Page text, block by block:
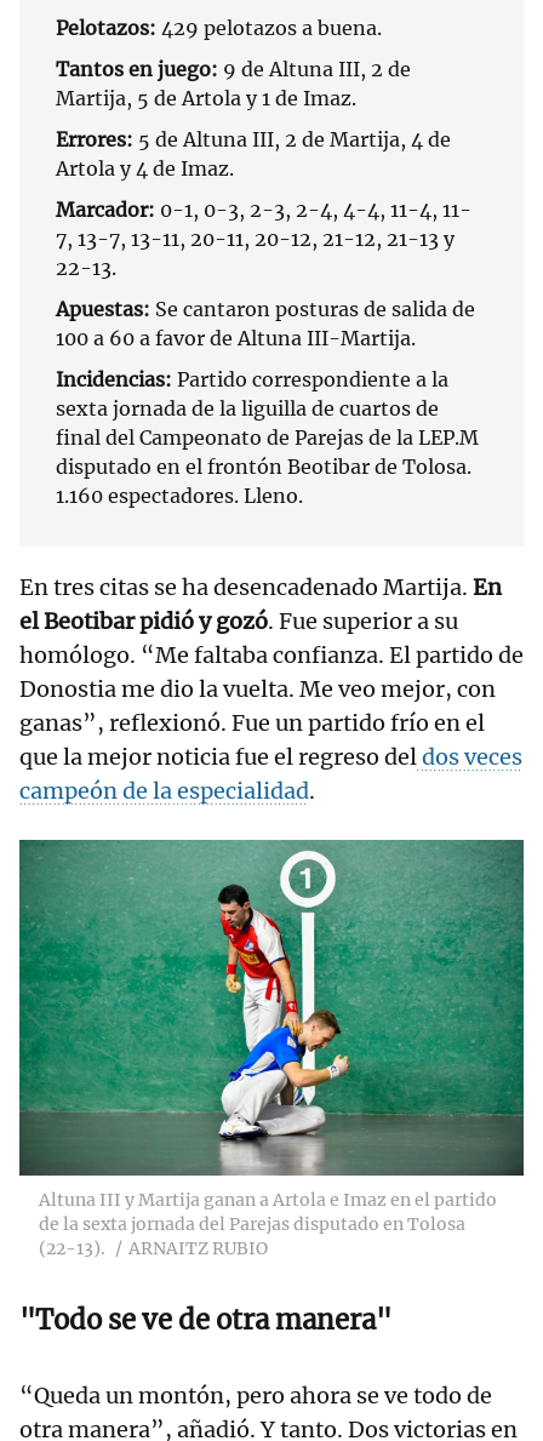
Pelotazos: 429 pelotazos a buena.
Tantos en juego: 9 de Altuna III, 2 de
Martija, 5 de Artola y 1 de Imaz.
Errores: 5 de Altuna III, 2 de Martija, 4 de
Artola y 4 de Imaz.
Marcador: 0-1, 0-3, 2-3, 2-4, 4-4, 11-4, 11-
7, 13-7, 13-11, 20-11, 20-12, 21-12, 21-13 y
22-13.
Apuestas: Se cantaron posturas de salida de
100 a 60 a favor de Altuna III-Martija.
Incidencias: Partido correspondiente a la
sexta jornada de la liguilla de cuartos de
final del Campeonato de Parejas de la LEP.M
disputado en el frontón Beotibar de Tolosa.
1.160 espectadores. Lleno.
En tres citas se ha desencadenado Martija. En
el Beotibar pidió y gozó. Fue superior a su
homólogo. “Me faltaba confianza. El partido de
Donostia me dio la vuelta. Me veo mejor, con
ganas”, reflexionó. Fue un partido frío en el
que la mejor noticia fue el regreso deldos veces
campeón de la especialidad.
Altuna III y Martija ganan a Artola e Imaz en el partido
de la sexta jornada del Parejas disputado en Tolosa
(22-13).
ARNAITZ RUBIO
"Todo se ve de otra manera"
“Queda un montón, pero ahora se ve todo de
otra manera”, añadió. Y tanto. Dos victorias en